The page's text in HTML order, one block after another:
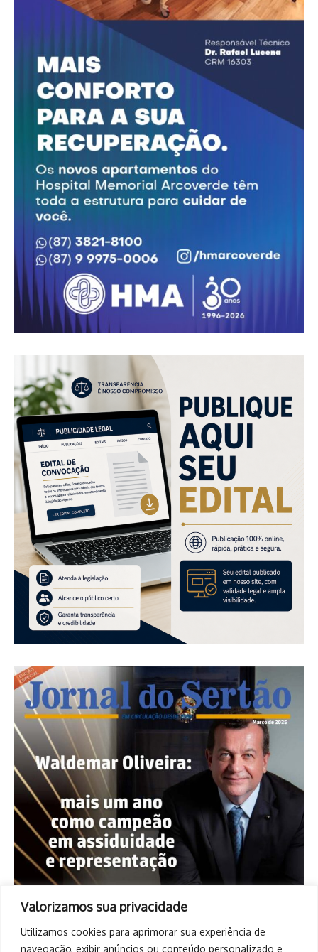
Valorizamos sua privacidade
Utilizamos cookies para aprimorar sua experiência de
navegação, exibir anúncios ou conteúdo personalizado e